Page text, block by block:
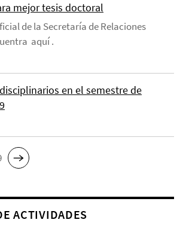
mejor tesis doctoral
de la Secretaría de Relaciones
aquí .
en el semestre de
ACTIVIDADES